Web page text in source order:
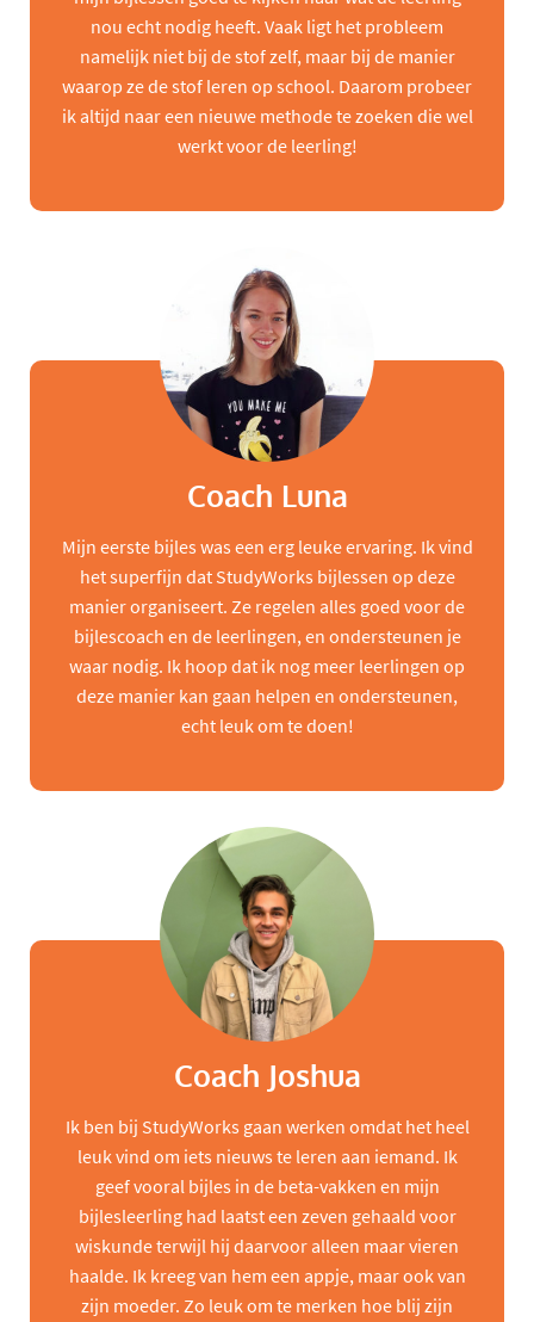
nou echt nodig heeft. Vaak ligt het probleem
namelijk niet bij de stof zelf, maar bij de manier
waarop ze de stof leren op school. Daarom probeer
ik altijd naar een nieuwe methode te zoeken die wel
werkt voor de leerling!
Coach Luna
Mijn eerste bijles was een erg leuke ervaring. Ik vind
het superfijn dat StudyWorks bijlessen op deze
manier organiseert. Ze regelen alles goed voor de
bijlescoach en de leerlingen, en ondersteunen je
waar nodig. Ik hoop dat ik nog meer leerlingen op
deze manier kan gaan helpen en ondersteunen,
echt leuk om te doen!
Coach Joshua
Ik ben bij StudyWorks gaan werken omdat het heel
leuk vind om iets nieuws te leren aan iemand. Ik
geef vooral bijles in de beta-vakken en mijn
bijlesleerling had laatst een zeven gehaald voor
wiskunde terwijl hij daarvoor alleen maar vieren
haalde. Ik kreeg van hem een appje, maar ook van
zijn moeder. Zo leuk om te merken hoe blij zijn